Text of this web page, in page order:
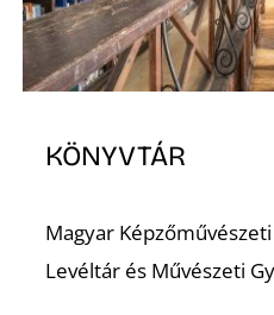
KÖNYVTÁR
Magyar
Levéltár és Művészeti